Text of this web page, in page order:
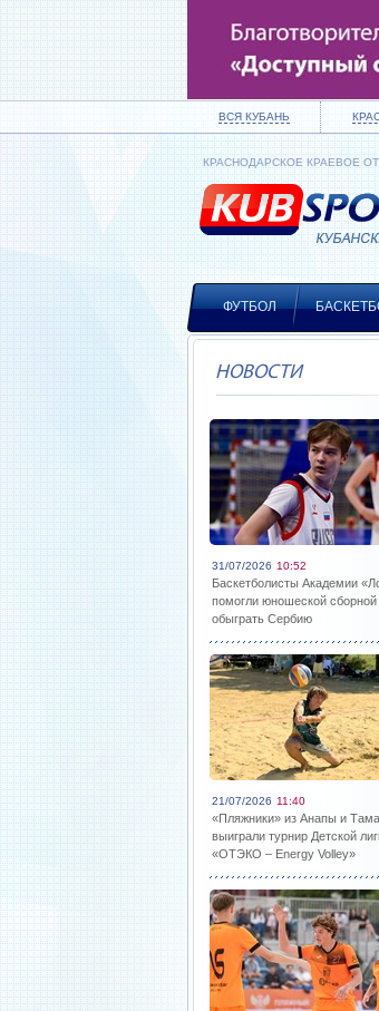
ВСЯ КУБАНЬ
КРАСНОДАРСКОЕ КРАЕВОЕ
ФУТБОЛ
НОВОСТИ
31/07/2026 10:52
Баскетболисты Академии
помогли юношеской
обыграть Сербию
21/07/2026 11:40
«Пляжники» из Анапы и
выиграли турнир Детской
«ОТЭКО – Energy Volley»